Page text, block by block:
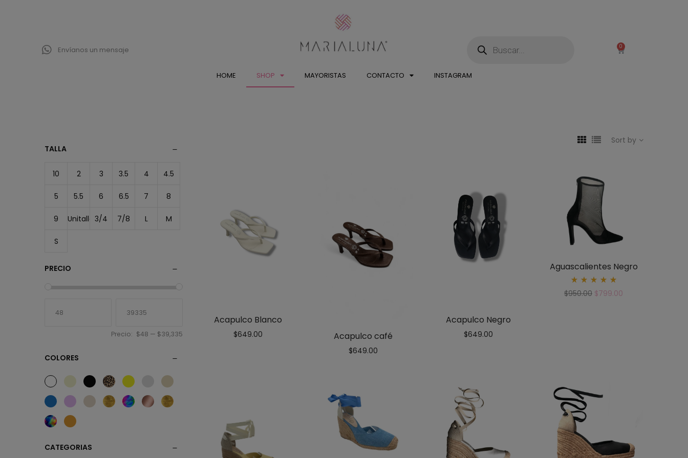
Envíanos un mensaje
HOME SHOP MAYORISTAS CONTACTO INSTAGRAM
0
Sort by
Acapulco Blanco
$649.00 Acapulco café
$649.00
Acapulco Negro
$649.00
Aguascalientes Negro
5.00
$950.00 $799.00
TALLA
10 2 3 3.5 4 4.5
5 5.5 6 6.5 7 8
9 Unitalla 3/4 7/8 L M
S
PRECIO
Precio: $48 — $39,335
COLORES
CATEGORIAS